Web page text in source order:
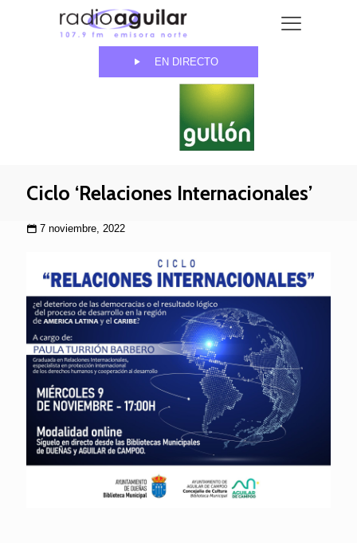
EN DIRECTO
Ciclo ‘Relaciones Internacionales’
7 noviembre, 2022